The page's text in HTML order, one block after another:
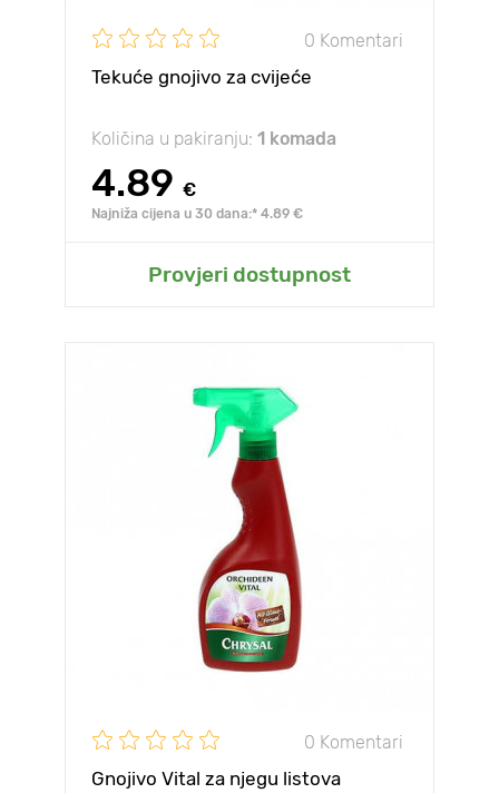
0 Komentari
Tekuće gnojivo za cvijeće
Količina u pakiranju: 1 komada
4.89 €
Najniža cijena u 30 dana:* 4.89 €
Provjeri dostupnost
0 Komentari
Gnojivo Vital za njegu listova